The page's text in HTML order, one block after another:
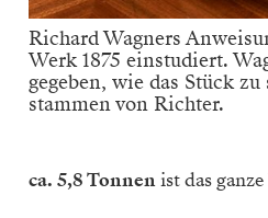
Richard Wagners
Werk 1875 einstudiert.
gegeben, wie das Stück
stammen von Richter.
ca. 5,8 Tonnenist das